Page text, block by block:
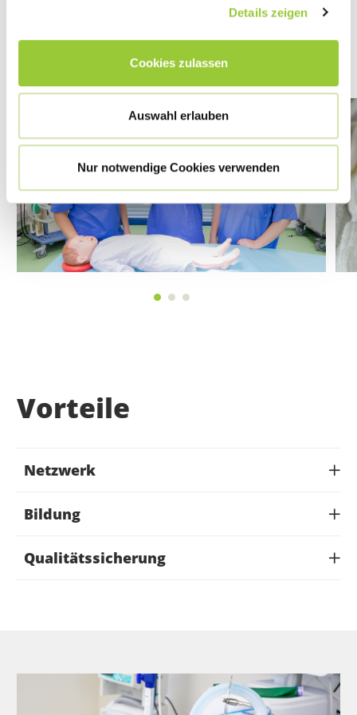
Details zeigen
Cookies zulassen
Auswahl erlauben
Nur notwendige Cookies verwenden
Vorteile
Netzwerk
Bildung
Qualitätssicherung